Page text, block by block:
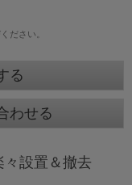
ださい。
る
わせる
設置＆撤去